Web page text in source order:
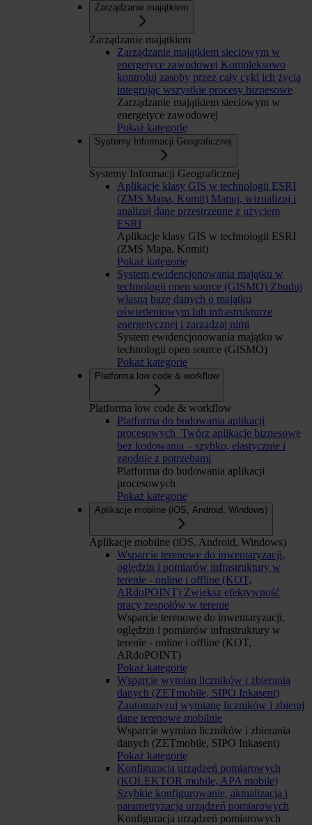
Zarządzanie majątkiem
Zarządzanie majątkiem
Zarządzanie majątkiem sieciowym w
energetyce zawodowej Kompleksowo
kontroluj zasoby przez cały cykl ich życia
integrując wszystkie procesy biznesowe
Zarządzanie majątkiem sieciowym w
energetyce zawodowej
Pokaż kategorię
Systemy Informacji Geograficznej
Systemy Informacji Geograficznej
Aplikacje klasy GIS w technologii ESRI
(ZMS Mapa, Komit) Mapuj, wizualizuj i
analizuj dane przestrzenne z użyciem
ESRI
Aplikacje klasy GIS w technologii ESRI
(ZMS Mapa, Komit)
Pokaż kategorię
System ewidencjonowania majątku w
technologii open source (GISMO) Zbuduj
własną bazę danych o majątku
oświetleniowym lub infrastrukturze
energetycznej i zarządzaj nimi
System ewidencjonowania majątku w
technologii open source (GISMO)
Pokaż kategorię
Platforma low code & workflow
Platforma low code & workflow
Platforma do budowania aplikacji
procesowych Twórz aplikacje biznesowe
bez kodowania – szybko, elastycznie i
zgodnie z potrzebami
Platforma do budowania aplikacji
procesowych
Pokaż kategorię
Aplikacje mobilne (iOS, Android, Windows)
Aplikacje mobilne (iOS, Android, Windows)
Wsparcie terenowe do inwentaryzacji,
oględzin i pomiarów infrastruktury w
terenie - online i offline (KOT,
ARdoPOINT) Zwiększ efektywność
pracy zespołów w terenie
Wsparcie terenowe do inwentaryzacji,
oględzin i pomiarów infrastruktury w
terenie - online i offline (KOT,
ARdoPOINT)
Pokaż kategorię
Wsparcie wymian liczników i zbierania
danych (ZETmobile, SIPO Inkasent)
Zautomatyzuj wymianę liczników i zbieraj
dane terenowe mobilnie
Wsparcie wymian liczników i zbierania
danych (ZETmobile, SIPO Inkasent)
Pokaż kategorię
Konfiguracja urządzeń pomiarowych
(KOLEKTOR mobile, APA mobile)
Szybkie konfigurowanie, aktualizacja i
parametryzacja urządzeń pomiarowych
Konfiguracja urządzeń pomiarowych